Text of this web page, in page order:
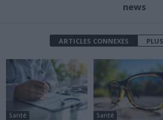
news
ARTICLES CONNEXES
Santé Santé